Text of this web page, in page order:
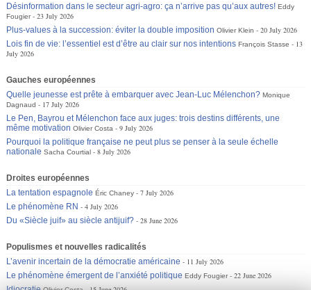
Désinformation dans le secteur agri-agro: ça n’arrive pas qu’aux autres! Eddy
Fougier
23 July 2026
Plus-values à la succession: éviter la double imposition Olivier Klein
20 July 2026
Lois fin de vie: l’essentiel est d’être au clair sur nos intentions François Stasse
13
July 2026
Gauches européennes
Quelle jeunesse est prête à embarquer avec Jean-Luc Mélenchon? Monique
Dagnaud
17 July 2026
Le Pen, Bayrou et Mélenchon face aux juges: trois destins différents, une
même motivation Olivier Costa
9 July 2026
Pourquoi la politique française ne peut plus se penser à la seule échelle
nationale Sacha Courtial 8 July 2026
Droites européennes
La tentation espagnole Éric Chaney
7 July 2026
Le phénomène RN
4 July 2026
Du «Siècle juif» au siècle antijuif?
28 June 2026
Populismes et nouvelles radicalités
L’avenir incertain de la démocratie américaine
11 July 2026
Le phénomène émergent de l’anxiété politique Eddy Fougier
22 June 2026